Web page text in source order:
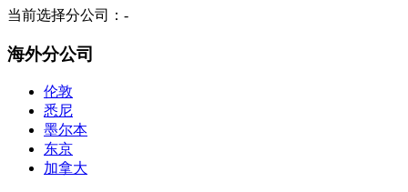
当前选择分公司： -
海外分公司
伦敦
悉尼
墨尔本
东京
加拿大